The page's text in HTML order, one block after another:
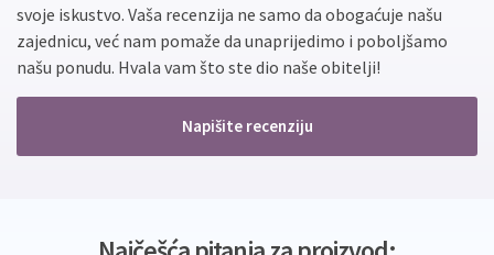
svoje iskustvo. Vaša recenzija ne samo da obogaćuje našu
zajednicu, već nam pomaže da unaprijedimo i poboljšamo
našu ponudu. Hvala vam što ste dio naše obitelji!
Napišite recenziju